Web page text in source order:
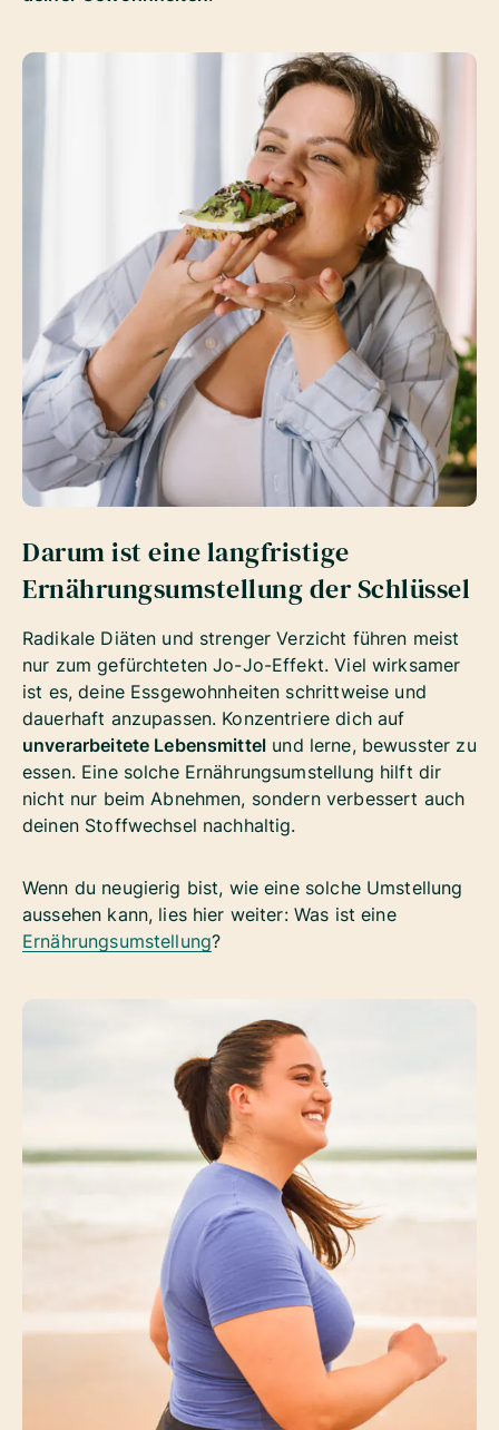
Darum ist eine langfristige
Ernährungsumstellung der Schlüssel
Radikale Diäten und strenger Verzicht führen meist
nur zum gefürchteten Jo-Jo-Effekt. Viel wirksamer
ist es, deine Essgewohnheiten schrittweise und
dauerhaft anzupassen. Konzentriere dich auf
unverarbeitete Lebensmittel und lerne, bewusster zu
essen. Eine solche Ernährungsumstellung hilft dir
nicht nur beim Abnehmen, sondern verbessert auch
deinen Stoffwechsel nachhaltig.
Wenn du neugierig bist, wie eine solche Umstellung
aussehen kann, lies hier weiter: Was ist eine
Ernährungsumstellung?